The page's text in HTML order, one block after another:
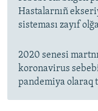
Hastalarnıñ
sisteması zayıf
2020 senesi
koronavirus
pandemiya olaraq